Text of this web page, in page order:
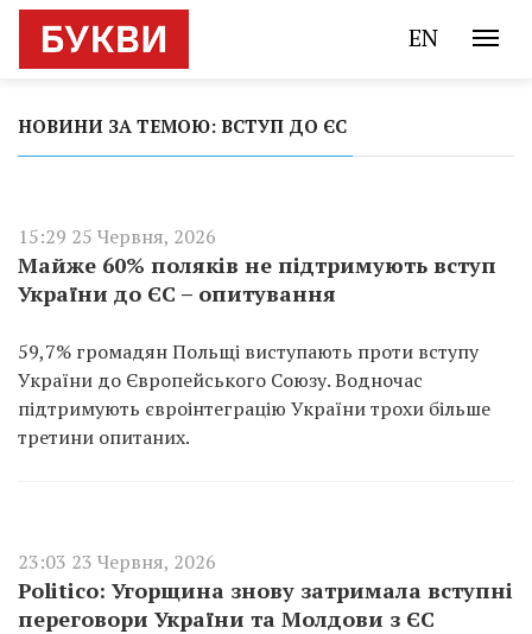
EN
НОВИНИ ЗА ТЕМОЮ: ВСТУП ДО ЄС
15:29 25 Червня, 2026
Майже 60% поляків не підтримують вступ
України до ЄС – опитування
59,7% громадян Польщі виступають проти вступу
України до Європейського Союзу. Водночас
підтримують євроінтеграцію України трохи більше
третини опитаних.
23:03 23 Червня, 2026
Politico: Угорщина знову затримала вступні
переговори України та Молдови з ЄС